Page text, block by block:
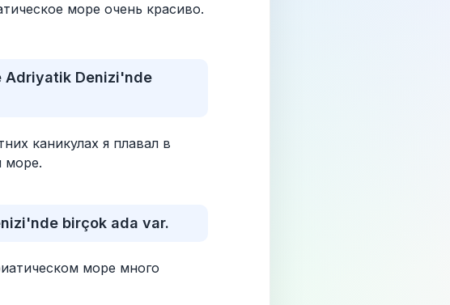
море очень красиво.
Adriyatik Denizi'nde
каникулах я плавал в
море.
birçok ada var.
море много